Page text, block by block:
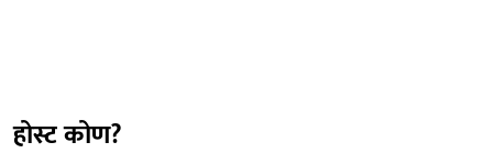
होस्ट कोण?